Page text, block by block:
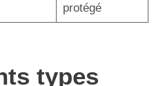
protégé
types